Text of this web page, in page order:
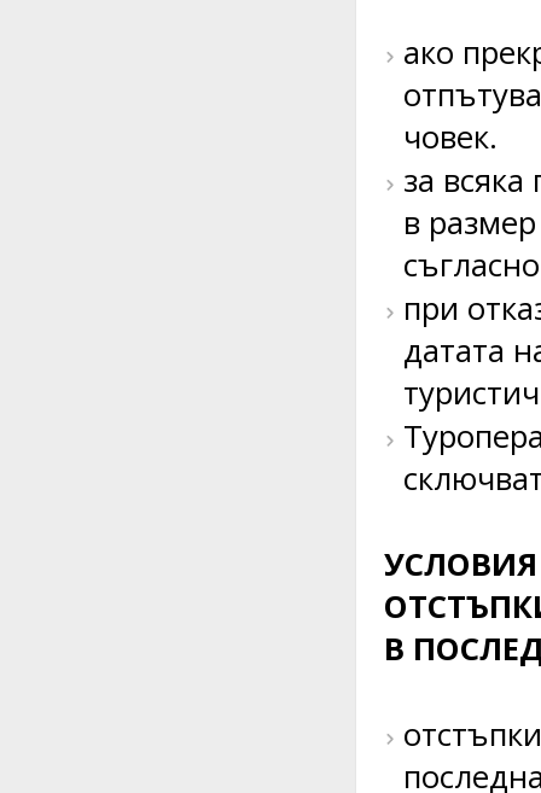
ако
човек.
за
в
при
датата
В